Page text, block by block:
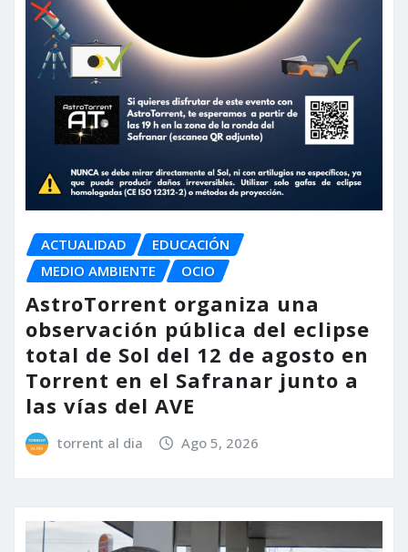
ACTUALIDAD
EDUCACIÓN
MEDIO AMBIENTE
OCIO
AstroTorrent organiza una
observación pública del eclipse
total de Sol del 12 de agosto en
Torrent en el Safranar junto a
las vías del AVE
torrent al dia Ago 5, 2026